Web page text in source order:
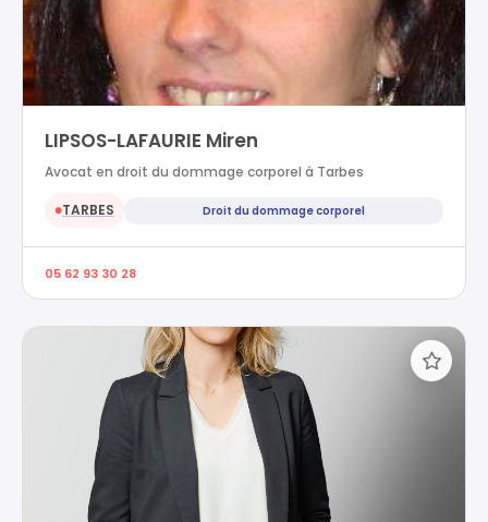
LIPSOS-LAFAURIE Miren
Avocat en droit du dommage corporel à Tarbes
●TARBES Droit du dommage corporel
05 62 93 30 28